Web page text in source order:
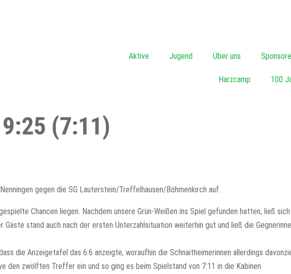
Aktive Jugend Über uns
Harzcamp 100
(7:11)
gegen die SG Lauterstein/Treffelhausen/Böhmenkirch auf.
Chancen liegen. Nachdem unsere Grün-Weißen ins Spiel gefunden hatten, ließ
stand auch nach der ersten Unterzahlsituation weiterhin gut und ließ die
die Anzeigetafel das 6:6 anzeigte, woraufhin die Schnaitheimerinnen allerdings
zwölften Treffer ein und so ging es beim Spielstand von 7:11 in die Kabinen.